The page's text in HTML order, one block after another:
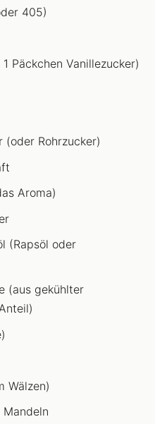
405)
Päckchen Vanillezucker)
(oder Rohrzucker)
Aroma)
(Rapsöl oder
(aus gekühlter
Wälzen)